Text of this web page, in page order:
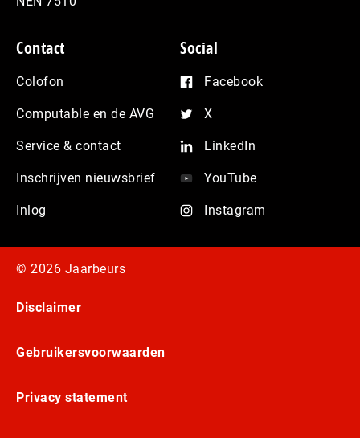
Contact
Colofon
Computable en de AVG
Service & contact
Inschrijven nieuwsbrief
Inlog
Social
Facebook
X
LinkedIn
YouTube
Instagram
© 2026 Jaarbeurs
Disclaimer
Gebruikersvoorwaarden
Privacy statement